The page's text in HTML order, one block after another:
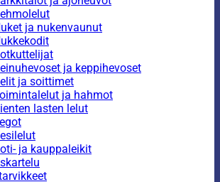
ja nukenvaunut
ja keppihevoset
ja soittimet
ja hahmot
lasten lelut
ja kauppaleikit